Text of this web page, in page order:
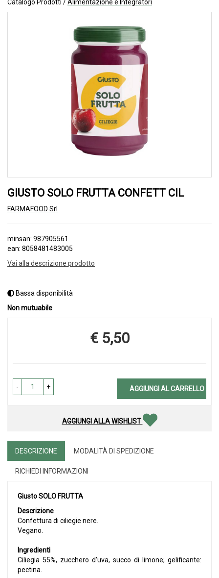
Catalogo Prodotti /Alimentazione e Integratori
GIUSTO SOLO FRUTTA CONFETT CIL
FARMAFOOD Srl
minsan: 987905561
ean: 8058481483005
Vai alla descrizione prodotto
Bassa disponibilità
Non mutuabile
Prezzo
€ 5,50
- + AGGIUNGI AL CARRELLO
AGGIUNGI ALLA WISHLIST
DESCRIZIONE MODALITÀ DI SPEDIZIONE
RICHIEDI INFORMAZIONI
Giusto SOLO FRUTTA
Descrizione
Confettura di ciliegie nere.
Vegano.
Ingredienti
Ciliegia 55%, zucchero d'uva, succo di limone; gelificante:
pectina.